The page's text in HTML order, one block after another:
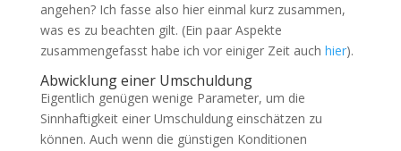
angehen? Ich fasse also hier einmal kurz zusammen,
was es zu beachten gilt. (Ein paar Aspekte
zusammengefasst habe ich vor einiger Zeit auch hier).
Abwicklung einer Umschuldung
Eigentlich genügen wenige Parameter, um die
Sinnhaftigkeit einer Umschuldung einschätzen zu
können. Auch wenn die günstigen Konditionen